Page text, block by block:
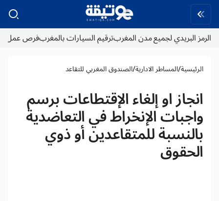
الرمز البريدي لجميع مدن المغربترقيم السيارات بالمغربفرص عمل
الرئيسية/المساطر الادارية/الصندوق المغربي للتقاعد
انجاز او إلغاء الإقتطاعات برسم
واجبات الإنخراط في التعاضدية
بالنسبة للمتقاعدين أو ذوي
الحقوق